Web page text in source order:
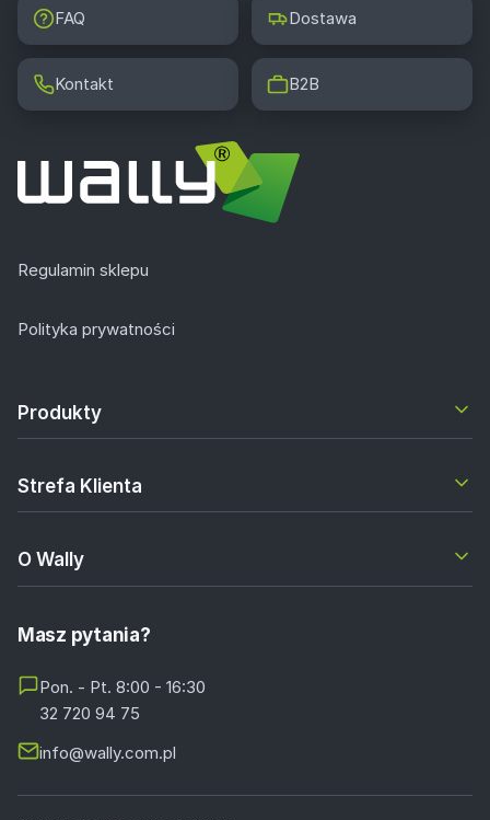
FAQ Dostawa
Kontakt B2B
Regulamin sklepu
Polityka prywatności
Produkty
Strefa Klienta
O Wally
Masz pytania?
Pon. - Pt. 8:00 - 16:30
32 720 94 75
info@wally.com.pl